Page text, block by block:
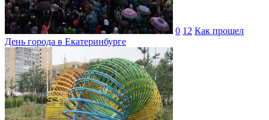
0 12 Как прошел
День города в Екатеринбурге